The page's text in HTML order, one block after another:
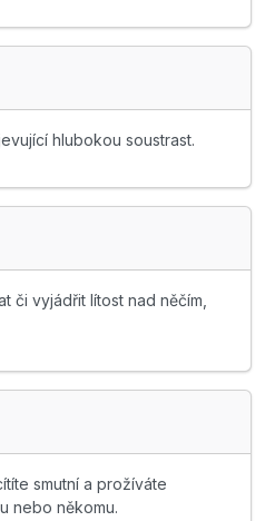
hlubokou soustrast.
či vyjádřit lítost nad něčím,
smutní a prožíváte
nebo někomu.